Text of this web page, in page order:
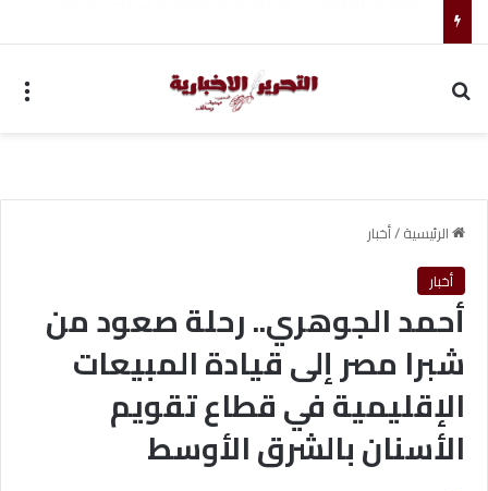
الرئيسية/أخبار
أخبار
أحمد الجوهري.. رحلة صعود من
شبرا مصر إلى قيادة المبيعات
الإقليمية في قطاع تقويم
الأسنان بالشرق الأوسط